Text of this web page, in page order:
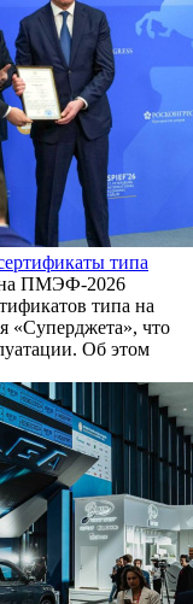
типа
на ПМЭФ-2026
типа на
«Суперджета», что
Об этом